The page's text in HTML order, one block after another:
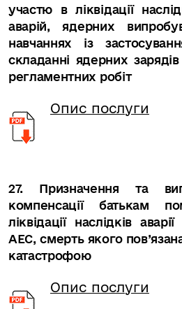
участю в ліквідації
аварій, ядерних
навчаннях із
складанні ядерних
регламентних робіт
Опис послуги
27. Призначення та
компенсації батькам
ліквідації наслідків
АЕС, смерть якого
катастрофою
Опис послуги